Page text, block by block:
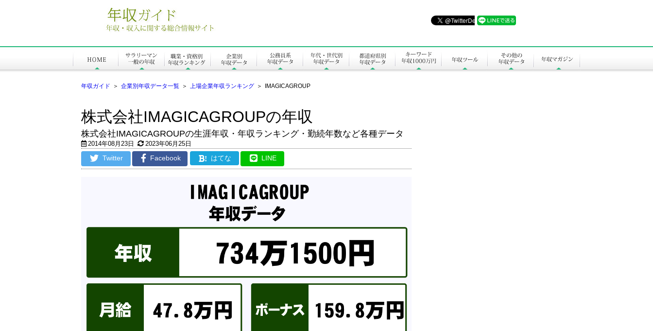
年収ガイド ＞ 企業別年収データ一覧 ＞ 上場企業年収ランキング ＞ IMAGICAGROUP
株式会社IMAGICAGROUPの年収
株式会社IMAGICAGROUPの生涯年収・年収ランキング・勤続年数など各種データ
2014年08月23日 2023年06月25日
Twitter Facebook ! はてな LINE